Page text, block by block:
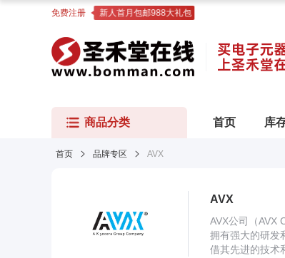
免费注册 新人首月包邮988大礼包
商品分类 首页 库
首页 品牌专区 AVX
AVX
AVX公司（AVX
拥有强大的研发
借其先进的技术